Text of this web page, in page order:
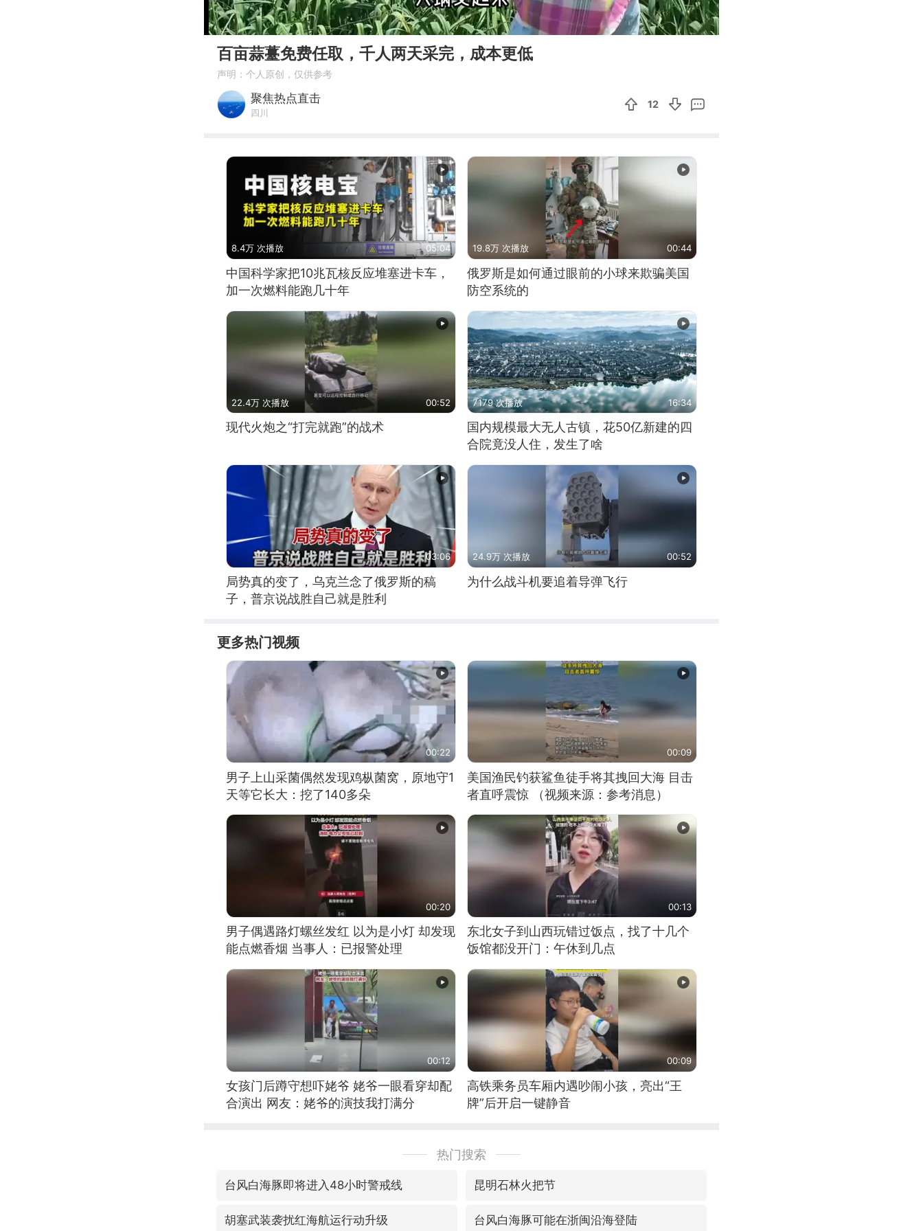
00:00 02:41
百亩蒜薹免费任取，千人两天采完，成本更低
声明：个人原创，仅供参考
聚焦热点直击
四川
12
8.4万 次播放 05:04
中国科学家把10兆瓦核反应堆塞进卡车，
加一次燃料能跑几十年
19.8万 次播放 00:44
俄罗斯是如何通过眼前的小球来欺骗美国
防空系统的
22.4万 次播放 00:52
现代火炮之“打完就跑”的战术
7179 次播放 16:34
国内规模最大无人古镇，花50亿新建的四
合院竟没人住，发生了啥
03:06
局势真的变了，乌克兰念了俄罗斯的稿
子，普京说战胜自己就是胜利
24.9万 次播放 00:52
为什么战斗机要追着导弹飞行
更多热门视频
00:22
男子上山采菌偶然发现鸡枞菌窝，原地守1
天等它长大：挖了140多朵
00:09
美国渔民钓获鲨鱼徒手将其拽回大海 目击
者直呼震惊 （视频来源：参考消息）
00:20
男子偶遇路灯螺丝发红 以为是小灯 却发现
能点燃香烟 当事人：已报警处理
00:13
东北女子到山西玩错过饭点，找了十几个
饭馆都没开门：午休到几点
00:12
女孩门后蹲守想吓姥爷 姥爷一眼看穿却配
合演出 网友：姥爷的演技我打满分
00:09
高铁乘务员车厢内遇吵闹小孩，亮出“王
牌”后开启一键静音
热门搜索
台风白海豚即将进入48小时警戒线 昆明石林火把节
胡塞武装袭扰红海航运行动升级 台风白海豚可能在浙闽沿海登陆